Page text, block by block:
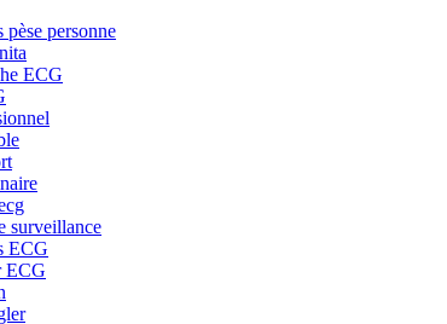
pèse personne
ECG
surveillance
ECG
ECG